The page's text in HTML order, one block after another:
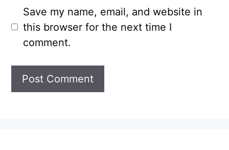
Save my name, email, and website in
this browser for the next time I
comment.